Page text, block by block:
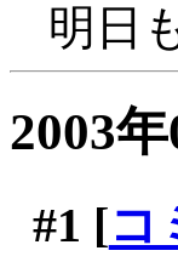
明日
2003
#1 [コ